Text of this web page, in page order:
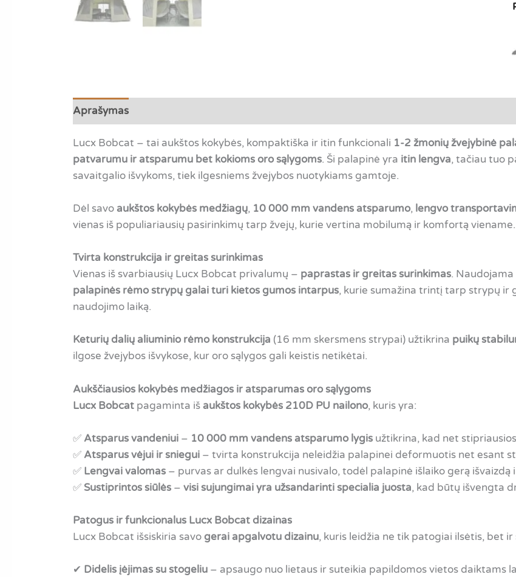
Aprašymas
Lucx Bobcat – tai aukštos kokybės, kompaktiška ir itin funkcionali 1-2 žmonių žvejybinė
patvarumu ir atsparumu bet kokioms oro sąlygoms. Ši palapinė yra itin lengva, tačiau tuo
savaitgalio išvykoms, tiek ilgesniems žvejybos nuotykiams gamtoje.
Dėl savo aukštos kokybės medžiagų, 10 000 mm vandens atsparumo, lengvo
vienas iš populiariausių pasirinkimų tarp žvejų, kurie vertina mobilumą ir komfortą viename.
Tvirta konstrukcija ir greitas surinkimas
Vienas iš svarbiausių Lucx Bobcat privalumų – paprastas ir greitas surinkimas. Naudojama
palapinės rėmo strypų galai turi kietos gumos intarpus, kurie sumažina trintį tarp strypų ir
naudojimo laiką.
Keturių dalių aliuminio rėmo konstrukcija (16 mm skersmens strypai) užtikrina puikų
ilgose žvejybos išvykose, kur oro sąlygos gali keistis netikėtai.
Aukščiausios kokybės medžiagos ir atsparumas oro sąlygoms
Lucx Bobcat pagaminta iš aukštos kokybės 210D PU nailono, kuris yra:
✅ Atsparus vandeniui – 10 000 mm vandens atsparumo lygis užtikrina, kad net
✅ Atsparus vėjui ir sniegui – tvirta konstrukcija neleidžia palapinei deformuotis net esant
✅ Lengvai valomas – purvas ar dulkės lengvai nusivalo, todėl palapinė išlaiko gerą išvaizdą
✅ Sustiprintos siūlės – visi sujungimai yra užsandarinti specialia juosta, kad būtų išvengta
Patogus ir funkcionalus Lucx Bobcat dizainas
Lucx Bobcat išsiskiria savo gerai apgalvotu dizainu, kuris leidžia ne tik patogiai ilsėtis, bet ir
✔ Didelis įėjimas su stogeliu – apsaugo nuo lietaus ir suteikia papildomos vietos daiktams